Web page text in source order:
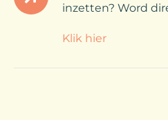
inzetten? Word
Klik hier